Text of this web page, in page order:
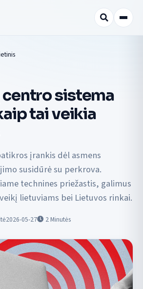
sistema
tai veikia
įrankis dėl asmens
susidūrė su perkrova.
technines priežastis, galimus
lietuviams bei Lietuvos rinkai.
2026-05-27 2Minutės